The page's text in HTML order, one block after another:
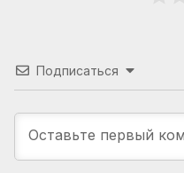
Подписаться